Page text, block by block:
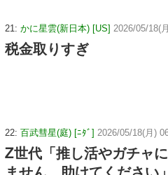
21: かに星雲(新日本) [US] 2026/05/18(
税金取りすぎ
22: 百武彗星(庭) [ﾆﾀﾞ] 2026/05/18(月)
Ꮓ世代「推し活やガチャ